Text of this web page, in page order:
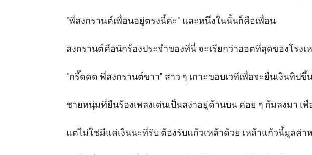
"พี่สงกรานต์เพื่อนอยู่ตรงนี้ค่ะ" และหนึ่งในนั้นก็คือเพื่อน
สงกรานต์คือนักร้องประจำของที่นี่ จะเรียกว่าฮอตที่สุดของโรง
"กรี๊ดดด พี่สงกรานต์ขาา" สาว ๆ เกาะขอบเวทีเพื่อจะยื่นเงินทิป
ชายหนุ่มที่ยืนร้องเพลงเด่นเป็นสง่าอยู่ด้านบน ค่อย ๆ ก้มลงมา เ
แต่ไม่ใช่มีแค่เงินนะที่รับ ต้องรับแก้วเหล้าด้วย เหล้าแก้วนี้มูลค่า